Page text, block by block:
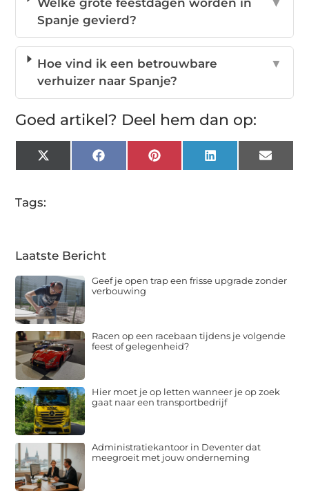
Spanje gevierd?
Hoe vind ik een betrouwbare
verhuizer naar Spanje?
▼
Goed artikel? Deel hem dan op:
X
(Twitter)
FacebookPinterestLinkedInEmail
Tags:
Laatste Bericht
Geef je open trap een frisse upgrade zonder
verbouwing
Racen op een racebaan tijdens je volgende
feest of gelegenheid?
Hier moet je op letten wanneer je op zoek
gaat naar een transportbedrijf
Administratiekantoor in Deventer dat
meegroeit met jouw onderneming